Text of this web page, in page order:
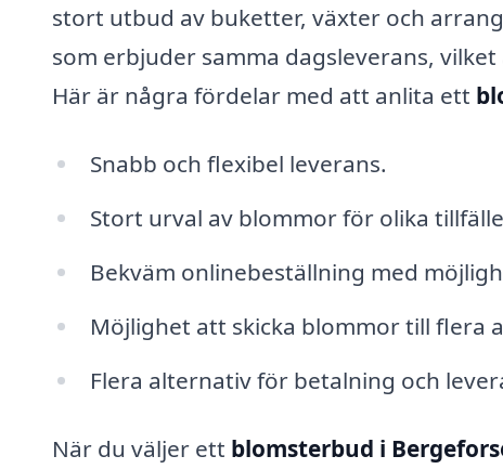
stort utbud av buketter, växter och
som erbjuder samma dagsleverans,
Här är några fördelar med att anlita ett
Snabb och flexibel leverans.
Stort urval av blommor för olika
Bekväm onlinebeställning med
Möjlighet att skicka blommor till flera
Flera alternativ för betalning och
När du väljer ett blomsterbud i